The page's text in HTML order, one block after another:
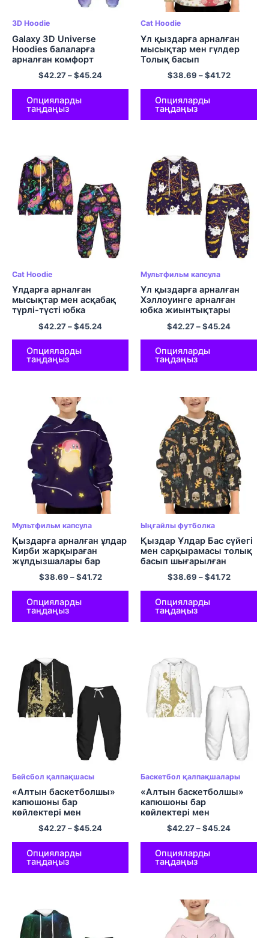
3D Hoodie
Galaxy 3D Universe
Hoodies балаларға
арналған комфорт
полиэфирлі капюшоны
бар көйлектер мен
шалбарлар
$42.27–$45.24
Опцияларды
таңдаңыз
Cat Hoodie
Ұл қыздарға арналған
мысықтар мен гүлдер
Толық басып
шығарылған капюшоны
бар футболка Қалталары
бар полиэстерден
жасалған капюшондар
Күнделікті және ыңғайлы
капюди Рождестволық
$38.69 –$41.72
Опцияларды
таңдаңыз
Cat Hoodie
Ұлдарға арналған
мысықтар мен асқабақ
түрлі-түсті юбка
жиынтықтары
Графикалық полиэфирлі
балаларға арналған
Хэллоуинге арналған
капюстер жиынтығы
$42.27–$45.24
Опцияларды
таңдаңыз
Мультфильм капсула
Ұл қыздарға арналған
Хэллоуинге арналған
юбка жиынтықтары
Сүйкімді Ghost және
Өрмекші торы теңіз
флоты капюдилері мен
шалбарлары жайлы
полиэфирлі юбка
жиынтықтары
$42.27–$45.24
Опцияларды
таңдаңыз
Мультфильм капсула
Қыздарға арналған ұлдар
Кирби жарқыраған
жұлдызшалары бар
сүйкімді капюшонды
свитер жайлылық
Полиэстер пуловер
капюди
$38.69 –$41.72
Опцияларды
таңдаңыз
Ыңғайлы футболка
Қыздар Ұлдар Бас сүйегі
мен сарқырамасы толық
басып шығарылған
капюшоны қалталы
жемпір пуловер
Полиэстер юбка
Хэллоуин қалпақшасы
$38.69 –$41.72
Опцияларды
таңдаңыз
Бейсбол қалпақшасы
«Алтын баскетболшы»
капюшоны бар
көйлектері мен
шалбарлары Балаларға
арналған баскетбол
капюшоны жиынтығы
Қара полиэфир
$42.27–$45.24
Опцияларды
таңдаңыз
Баскетбол қалпақшалары
«Алтын баскетболшы»
капюшоны бар
көйлектері мен
шалбарлары Балаларға
арналған баскетбол
капюси жиынтығы Ақ
полиэстер
$42.27–$45.24
Опцияларды
таңдаңыз